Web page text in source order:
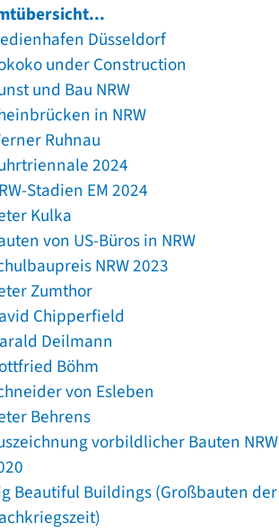
Düsseldorf
under Construction
und Bau NRW
in NRW
Ruhnau
2024
Stadien EM 2024
Kulka
von US-Büros in NRW
NRW 2023
Zumthor
Chipperfield
Deilmann
Böhm
von Esleben
Behrens
vorbildlicher Bauten NRW
Beautiful Buildings (Großbauten der